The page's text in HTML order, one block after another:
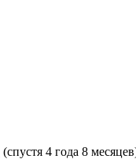
(спустя 4 года 8